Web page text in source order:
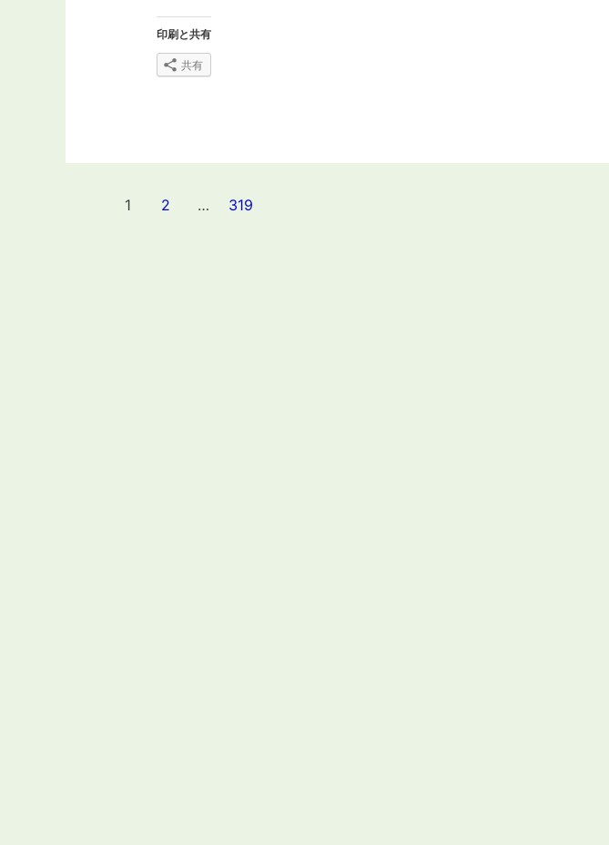
印刷と共有
共有
投
1 2 … 319